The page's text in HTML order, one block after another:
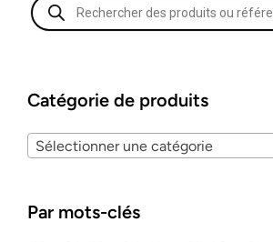
Catégorie de produits
Sélectionner une catégorie
Par mots-clés